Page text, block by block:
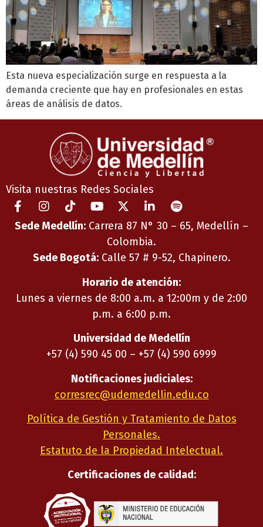
Esta nueva especialización surge en respuesta a la
demanda creciente que hay en profesionales en estas
áreas de análisis de datos.
Visita nuestras Redes Sociales
Sede Medellín: Carrera 87 N° 30 – 65, Medellín –
Colombia.
Sede Bogotá:Calle 57 # 9-52, Chapinero.
Horario de atención:
Lunes a viernes de 8:00 a.m. a 12:00m y de 2:00
p.m. a 6:00 p.m.
Universidad de Medellín
+57 (4) 590 45 00 – +57 (4) 590 6999
Notificaciones judiciales:
corresrec@udemedellin.edu.co
Política de Gestión y Tratamiento de Datos
Personales.
Estatuto de la Propiedad Intelectual.
Certificaciones de calidad: